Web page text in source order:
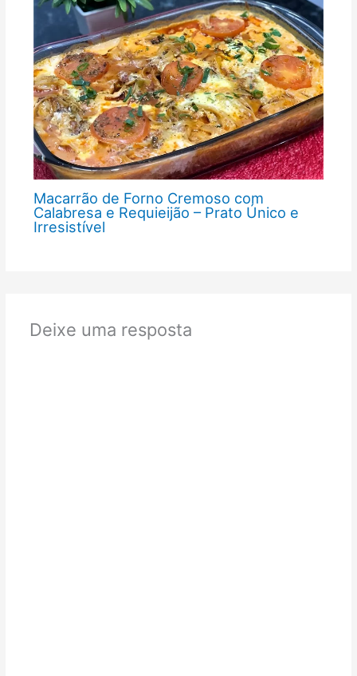
Macarrão de Forno Cremoso com
Calabresa e Requieijão – Prato Único e
Irresistível
Deixe uma resposta